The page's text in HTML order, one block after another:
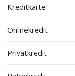
Kreditkarte
Onlinekredit
Privatkredit